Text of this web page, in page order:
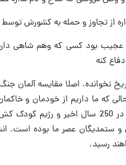
از تجاوز و حمله به کشورش توسط
بود کسی که وهم شاهی داره
کنه
نخوانده. اصلا مقایسه آلمان
که ما داریم از خودمان و
و ستمدیگان عصر ما بوده است.
رسید.